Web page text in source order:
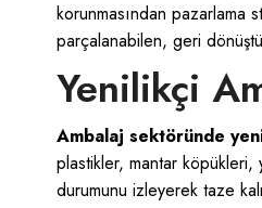
korunmasından pazarlama
parçalanabilen, geri
Yenilikçi
Ambalaj sektöründe
plastikler, mantar köpükleri,
durumunu izleyerek taze